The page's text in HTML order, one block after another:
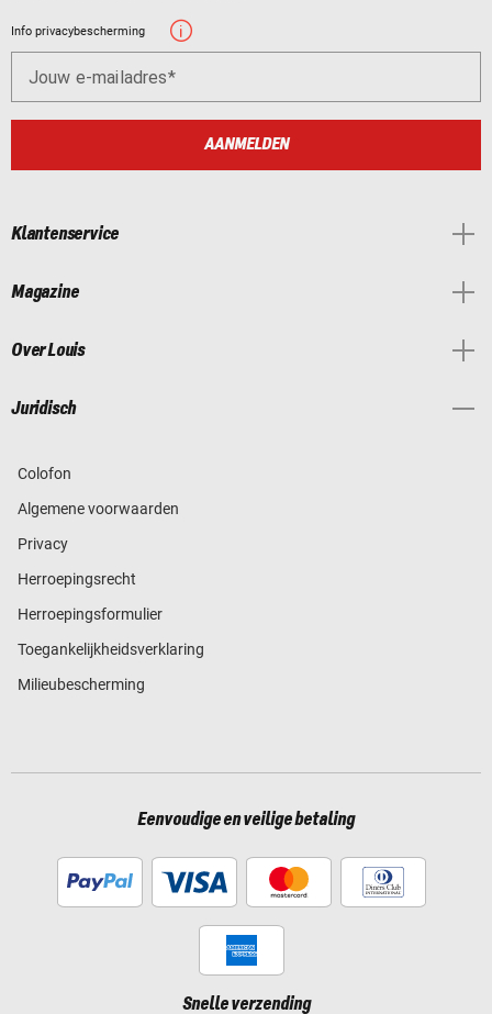
Info privacybescherming
Jouw e-mailadres
AANMELDEN
Klantenservice
Magazine
Over Louis
Juridisch
Colofon
Algemene voorwaarden
Privacy
Herroepingsrecht
Herroepingsformulier
Toegankelijkheidsverklaring
Milieubescherming
Eenvoudige en veilige betaling
Snelle verzending